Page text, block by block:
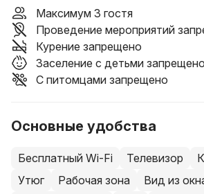
Максимум 3 гостя
Проведение мероприятий
Курение запрещено
Заселение с детьми запрещено
С питомцами запрещено
Основные удобства
Бесплатный Wi-Fi Телевизор
Утюг
Рабочая зона
Вид из